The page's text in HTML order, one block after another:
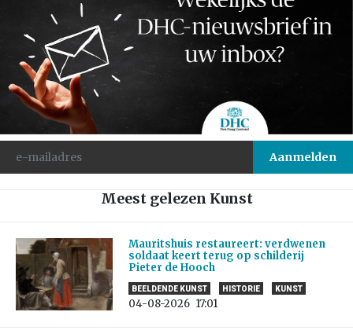
Meest gelezen Kunst
Mauritshuis restaureert: verdwenen
soldaat keert terug op schilderij
Pieter de Hooch
BEELDENDE KUNST HISTORIE KUNST
04-08-2026 17:01